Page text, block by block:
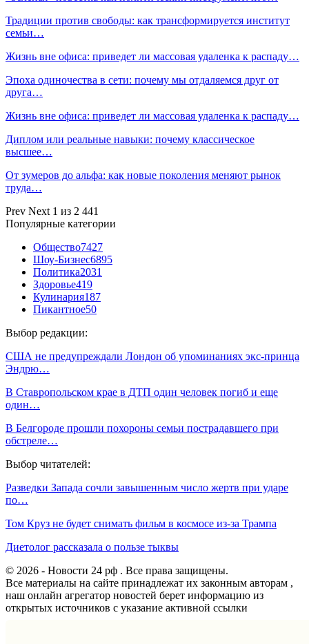
Традиции против свободы: как трансформируется институт
семьи…
Жизнь вне офиса: приведет ли массовая удаленка к распаду…
Эпоха одиночества в сети: почему мы отдаляемся друг от
друга…
Жизнь вне офиса: приведет ли массовая удаленка к распаду…
Диплом или реальные навыки: почему классическое
высшее…
От зумеров до альфа: как новые поколения меняют рынок
труда…
Prev Next 1 из 2 441
Популярные категории
Общество7427
Шоу-Бизнес6895
Политика2031
Здоровье419
Кулинария187
Пикантное50
Выбор редакции:
США не предупреждали Лондон об упоминаниях экс-принца
Эндрю…
В Ставропольском крае в ДТП один человек погиб и еще
один…
В Белгороде прошли похороны семьи пострадавшего при
обстреле…
Выбор читателей:
Разведки Запада сочли завышенным число жертв при ударе
по…
Том Круз не будет снимать фильм в космосе из-за Трампа
Диетолог рассказала о пользе тыквы
© 2026 - Новости 24 рф . Все права защищены.
Все материалы на сайте принадлежат их законным авторам ,
наш онлайн агрегатор новостей берет информацию из
открытых источников с указание активной ссылки